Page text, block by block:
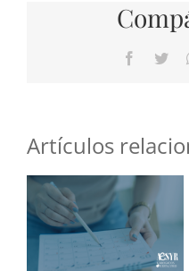
Artículos